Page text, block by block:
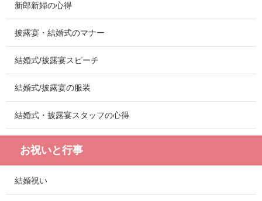
新郎新婦の心得
披露宴・結婚式のマナー
結婚式/披露宴スピーチ
結婚式/披露宴の服装
結婚式・披露宴スタッフの心得
お祝いと行事
結婚祝い